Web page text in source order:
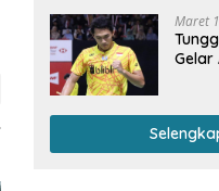
Maret
Gelar